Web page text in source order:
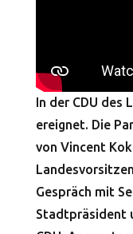
In der CDU des
ereignet. Die
von Vincent
Gespräch mit
Stadtpräsident